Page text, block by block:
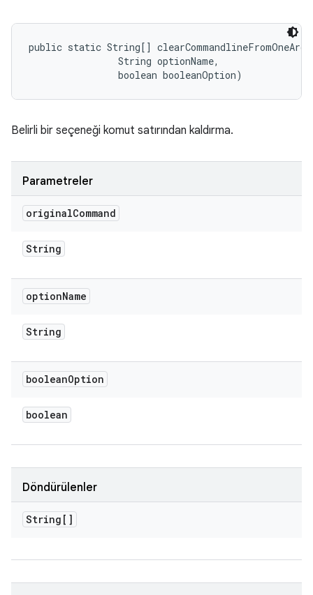
public static String[]
                String optionName,
                boolean booleanOption)
Belirli bir seçeneği komut satırından kaldırma.
Parametreler
originalCommand
String
optionName
String
booleanOption
boolean
Döndürülenler
String[]